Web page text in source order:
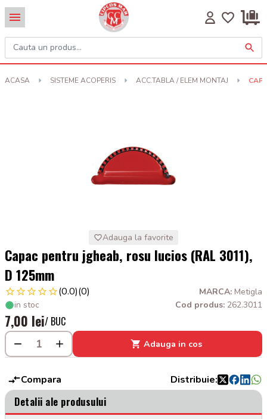
ACASA SISTEME ACOPERIS ACC.TABLA / ELEM MONTAJ
Adauga la favorite
Capac pentru jgheab, rosu lucios (RAL 3011),
D 125mm
(0.0)(0) MARCA: Metigla
in stoc
Cod produs: 262.3011
7,00 lei/ BUC
Adauga in cos
Compara Distribuie:
Detalii ale produsului